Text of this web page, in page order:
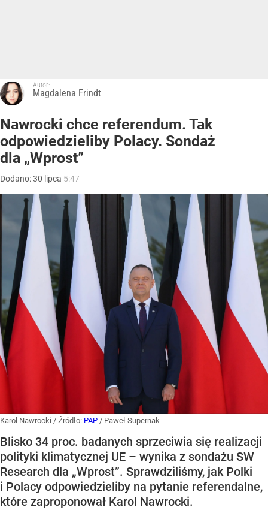
Autor:
Magdalena Frindt
Nawrocki chce referendum. Tak
odpowiedzieliby Polacy. Sondaż
dla „Wprost”
Dodano:30 lipca 5:47
Karol Nawrocki / Źródło: PAP / Paweł Supernak
Blisko 34 proc. badanych sprzeciwia się realizacji
polityki klimatycznej UE – wynika z sondażu SW
Research dla „Wprost”. Sprawdziliśmy, jak Polki
i Polacy odpowiedzieliby na pytanie referendalne,
które zaproponował Karol Nawrocki.